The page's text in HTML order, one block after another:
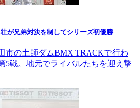
が兄弟対決を制してシリーズ初優勝
市の土師ダムBMX TRACKで行わ
5戦。地元でライバルたちを迎え撃